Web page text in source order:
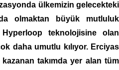
ülkemizin gelecekteki
olmaktan büyük mutluluk
teknolojisine olan
daha umutlu kılıyor. Erciyas
kazanan takımda yer alan tüm